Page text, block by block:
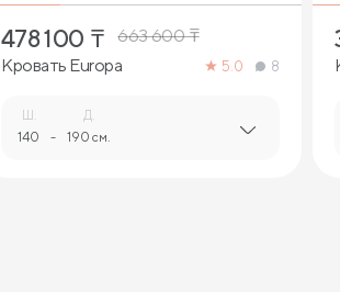
478 100 ₸ 663 600₸
Кровать Europa
5.0 8
Ш.
140 -
Д.
190 см.